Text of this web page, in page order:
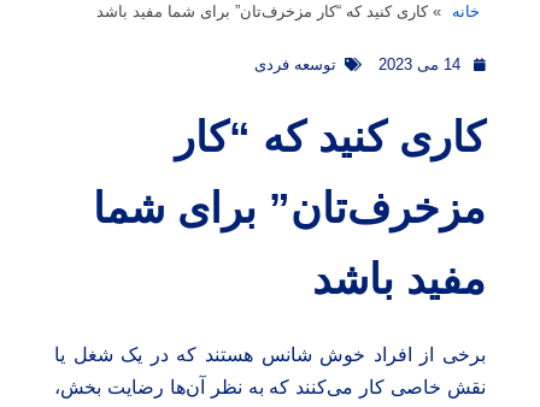
خانه »کاری کنید که “کار مزخرف‌تان” برای شما مفید باشد
14 می 2023 توسعه فردی
کاری کنید که “کار
مزخرف‌تان” برای شما
مفید باشد
برخی از افراد خوش شانس هستند که در یک شغل یا
نقش خاصی کار می‌کنند که به نظر آن‌ها رضایت بخش،